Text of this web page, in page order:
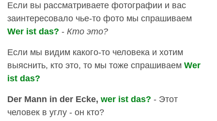
Если вы рассматриваете фотографии и вас
заинтересовало чье-то фото мы спрашиваем
Wer ist das? - Кто это?
Если мы видим какого-то человека и хотим
выяснить, кто это, то мы тоже спрашиваем Wer
ist das?
Der Mann in der Ecke, wer ist das? - Этот
человек в углу - он кто?